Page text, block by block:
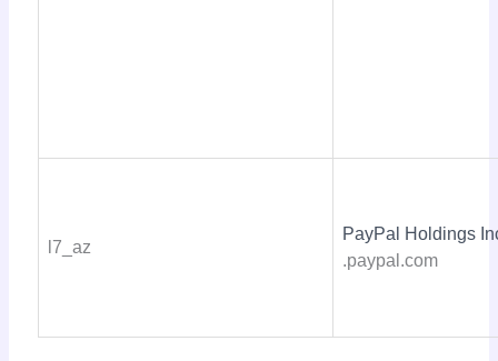
l7_az
PayPal Holdings
.paypal.com